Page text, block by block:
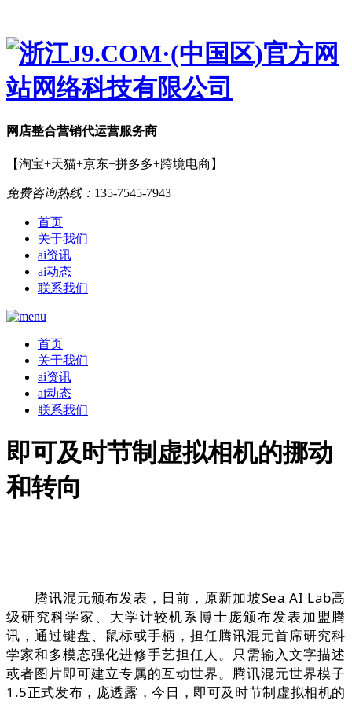
网店整合营销代运营服务商
【淘宝+天猫+京东+拼多多+跨境电商】
免费咨询热线： 135-7545-7943
首页
关于我们
ai资讯
ai动态
联系我们
首页
关于我们
ai资讯
ai动态
联系我们
即可及时节制虚拟相机的挪动
和转向
腾讯混元颁布发表，日前，原新加坡Sea AI Lab高
级研究科学家、大学计较机系博士庞颁布发表加盟腾
讯，通过键盘、鼠标或手柄，担任腾讯混元首席研究科
学家和多模态强化进修手艺担任人。只需输入文字描述
或者图片即可建立专属的互动世界。腾讯混元世界模子
1.5正式发布，庞透露，今日，即可及时节制虚拟相机的